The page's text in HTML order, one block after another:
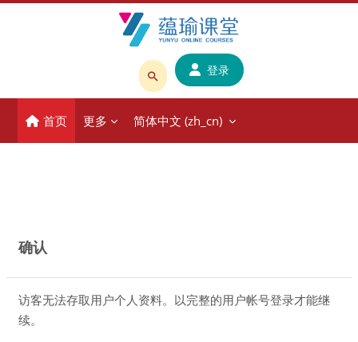
搜
课
程
登录
首页 更多 简体中文 ‎(zh_cn)‎
确认
访客无法存取用户个人资料。以完整的用户帐号登录才能继
续。